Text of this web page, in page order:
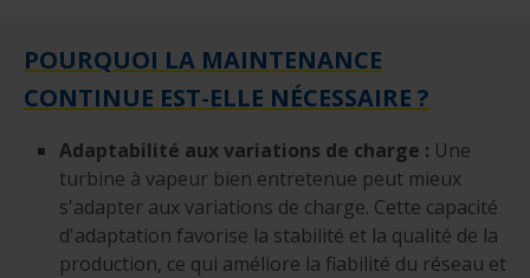
POURQUOI LA MAINTENANCE
CONTINUE EST-ELLE NÉCESSAIRE ?
Adaptabilité aux variations de charge : Une
turbine à vapeur bien entretenue peut mieux
s'adapter aux variations de charge. Cette capacité
d'adaptation favorise la stabilité et la qualité de la
production, ce qui améliore la fiabilité du réseau et